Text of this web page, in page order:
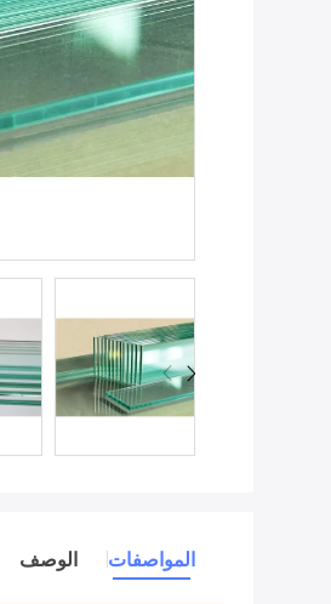
المواصفات الوصف